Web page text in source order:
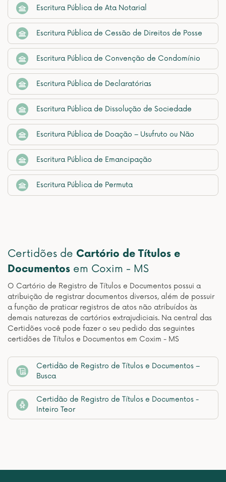
Escritura Pública de Ata Notarial
Escritura Pública de Cessão de Direitos de Posse
Escritura Pública de Convenção de Condomínio
Escritura Pública de Declaratórias
Escritura Pública de Dissolução de Sociedade
Escritura Pública de Doação – Usufruto ou Não
Escritura Pública de Emancipação
Escritura Pública de Permuta
Certidões de Cartório de Títulos e
Documentos em Coxim - MS
O Cartório de Registro de Títulos e Documentos possui a
atribuição de registrar documentos diversos, além de possuir
a função de praticar registros de atos não atribuídos às
demais naturezas de cartórios extrajudiciais. Na central das
Certidões você pode fazer o seu pedido das seguintes
certidões de Títulos e Documentos em Coxim - MS
Certidão de Registro de Títulos e Documentos –
Busca
Certidão de Registro de Títulos e Documentos -
Inteiro Teor